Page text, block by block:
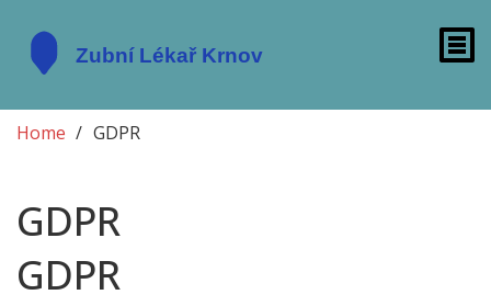
Home GDPR
GDPR
GDPR